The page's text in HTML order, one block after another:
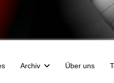
Archiv Über uns